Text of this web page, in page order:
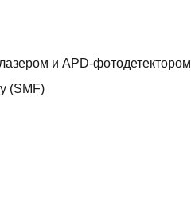
и APD-фотодетектором
(SMF)